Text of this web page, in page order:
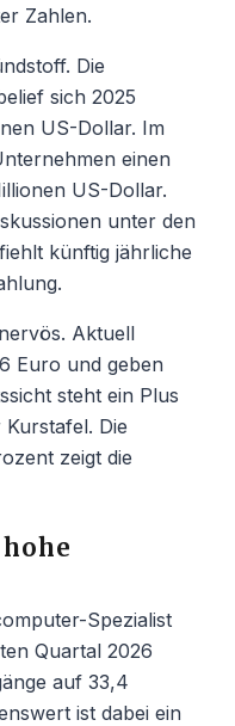
Zahlen.
Die
sich 2025
US-Dollar. Im
einen
US-Dollar.
unter den
künftig jährliche
Aktuell
Euro und geben
steht ein Plus
Die
zeigt die
Spezialist
Quartal 2026
auf 33,4
ist dabei ein